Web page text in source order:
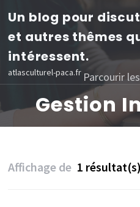
Aller
contenu
(Pressez
Entrée)
Un blog pour
et autres thêmes
intéressent.
atlasculturel-paca.fr Parcourir
Gestion
Affichage de 1 résultat(s)